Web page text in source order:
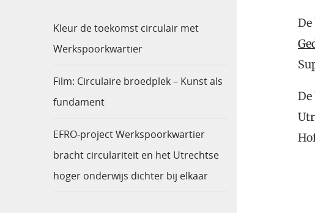
Kleur de toekomst circulair met
Werkspoorkwartier
Film: Circulaire broedplek – Kunst als
fundament
EFRO-project Werkspoorkwartier
bracht circulariteit en het Utrechtse
hoger onderwijs dichter bij elkaar